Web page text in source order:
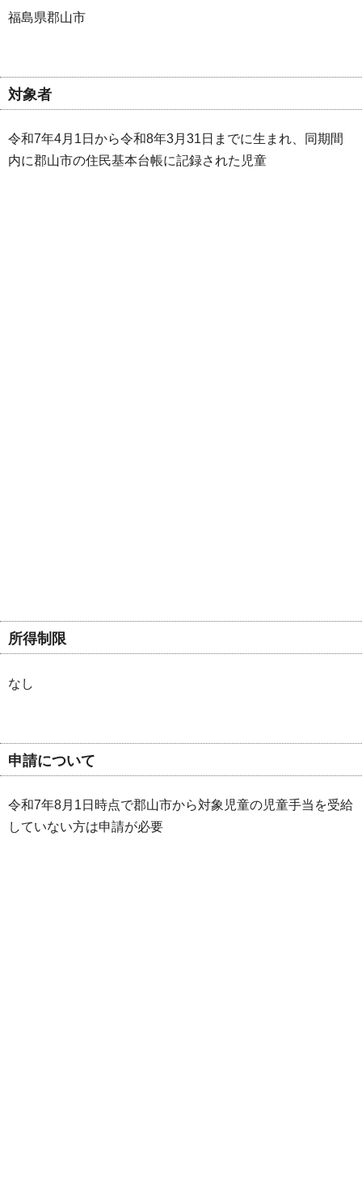
福島県郡山市
対象者
令和7年4月1日から令和8年3月31日までに生まれ、同期間
内に郡山市の住民基本台帳に記録された児童
所得制限
なし
申請について
令和7年8月1日時点で郡山市から対象児童の児童手当を受給
していない方は申請が必要